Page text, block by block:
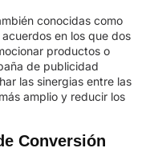
conocidas como
acuerdos en los que dos
productos o
de publicidad
las sinergias entre las
amplio y reducir los
Conversión